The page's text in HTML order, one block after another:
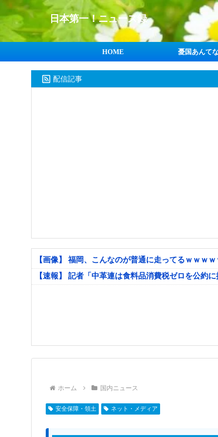
日本第一！ニュース録
HOME 憂国あんて
配信記事
【画像】 福岡、こんなのが普通に走ってるｗｗｗ
【速報】 記者「中革連は食料品消費税ゼロを公約
ホーム 国内ニュース
安全保障・領土 ネット・メディア